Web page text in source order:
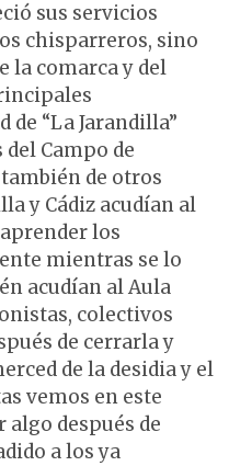
sus servicios
chisparreros, sino
la comarca y del
de “La Jarandilla”
Campo de
de otros
y Cádiz acudían al
los
mientras se lo
acudían al Aula
colectivos
de cerrarla y
de la desidia y el
vemos en este
después de
a los ya